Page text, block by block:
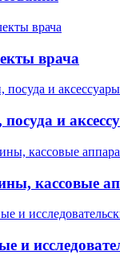
врача
и
кассовые
и